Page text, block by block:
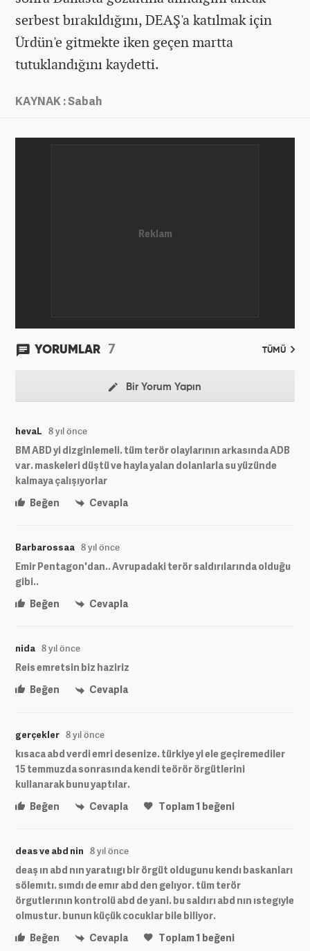
serbest bırakıldığını, DEAŞ'a katılmak için
Ürdün'e gitmekte iken geçen martta
tutuklandığını kaydetti.
KAYNAK : Sabah
YORUMLAR 7 TÜMÜ
Bir Yorum Yapın
hevaL 8 yıl önce
BM ABD yi dizginlemeli. tüm terör olaylarının arkasında ADB
var. maskeleri düştü ve hayla yalan dolanlarla su yüzünde
kalmaya çalışıyorlar
Beğen
Cevapla
Barbarossaa 8 yıl önce
Emir Pentagon'dan.. Avrupadaki terör saldırılarında olduğu
gibi..
Beğen
Cevapla
nida 8 yıl önce
Reis emretsin biz haziriz
Beğen
Cevapla
gerçekler 8 yıl önce
kısaca abd verdi emri desenize. türkiye yi ele geçiremediler
15 temmuzda sonrasında kendi teörör örgütlerini
kullanarak bunu yaptılar.
Beğen
Cevapla Toplam1 beğeni
deas ve abd nin 8 yıl önce
deaş ın abd nın yaratııgı bir örgüt oldugunu kendı baskanları
sölemıtı. sımdı de emır abd den gelıyor. tüm terör
örgutlerının kontrolü abd de yani. bu saldırı abd nın ıstegıyle
olmustur. bunun küçük cocuklar bile biliyor.
Beğen
Cevapla Toplam1 beğeni